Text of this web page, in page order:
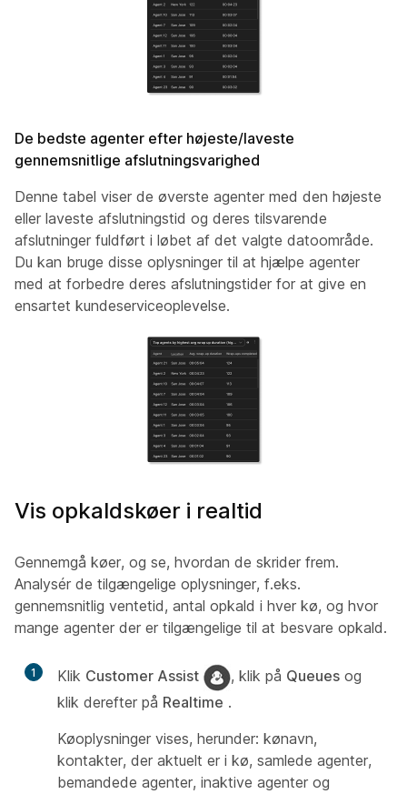
De bedste agenter efter højeste/laveste
gennemsnitlige afslutningsvarighed
Denne tabel viser de øverste agenter med den højeste
eller laveste afslutningstid og deres tilsvarende
afslutninger fuldført i løbet af det valgte datoområde.
Du kan bruge disse oplysninger til at hjælpe agenter
med at forbedre deres afslutningstider for at give en
ensartet kundeserviceoplevelse.
Vis opkaldskøer i realtid
Gennemgå køer, og se, hvordan de skrider frem.
Analysér de tilgængelige oplysninger, f.eks.
gennemsnitlig ventetid, antal opkald i hver kø, og hvor
mange agenter der er tilgængelige til at besvare opkald.
1 Klik Customer Assist , klik på Queues og
klik derefter på Realtime .
Køoplysninger vises, herunder: kønavn,
kontakter, der aktuelt er i kø, samlede agenter,
bemandede agenter, inaktive agenter og